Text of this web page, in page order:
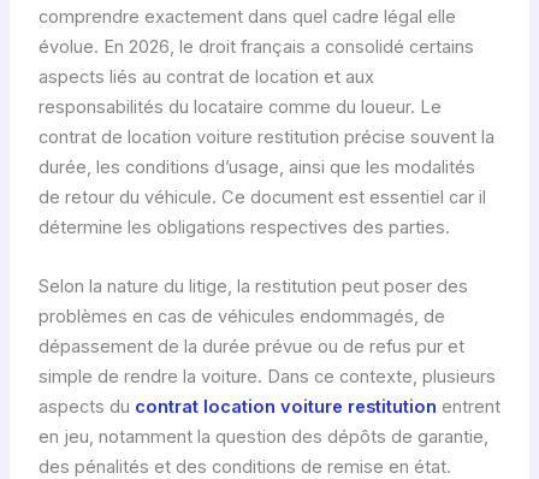
comprendre exactement dans quel cadre légal elle
évolue. En 2026, le droit français a consolidé certains
aspects liés au contrat de location et aux
responsabilités du locataire comme du loueur. Le
contrat de location voiture restitution précise souvent la
durée, les conditions d’usage, ainsi que les modalités
de retour du véhicule. Ce document est essentiel car il
détermine les obligations respectives des parties.
Selon la nature du litige, la restitution peut poser des
problèmes en cas de véhicules endommagés, de
dépassement de la durée prévue ou de refus pur et
simple de rendre la voiture. Dans ce contexte, plusieurs
aspects du contrat location voiture restitution entrent
en jeu, notamment la question des dépôts de garantie,
des pénalités et des conditions de remise en état.